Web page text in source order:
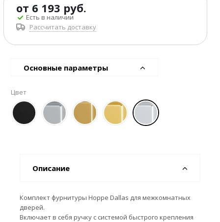
от 6 193 руб.
Есть в наличии
Рассчитать доставку
Основные параметры
Цвет
Описание
Комплект фурнитуры Hoppe Dallas для межкомнатных
дверей.
Включает в себя ручку с системой быстрого крепления